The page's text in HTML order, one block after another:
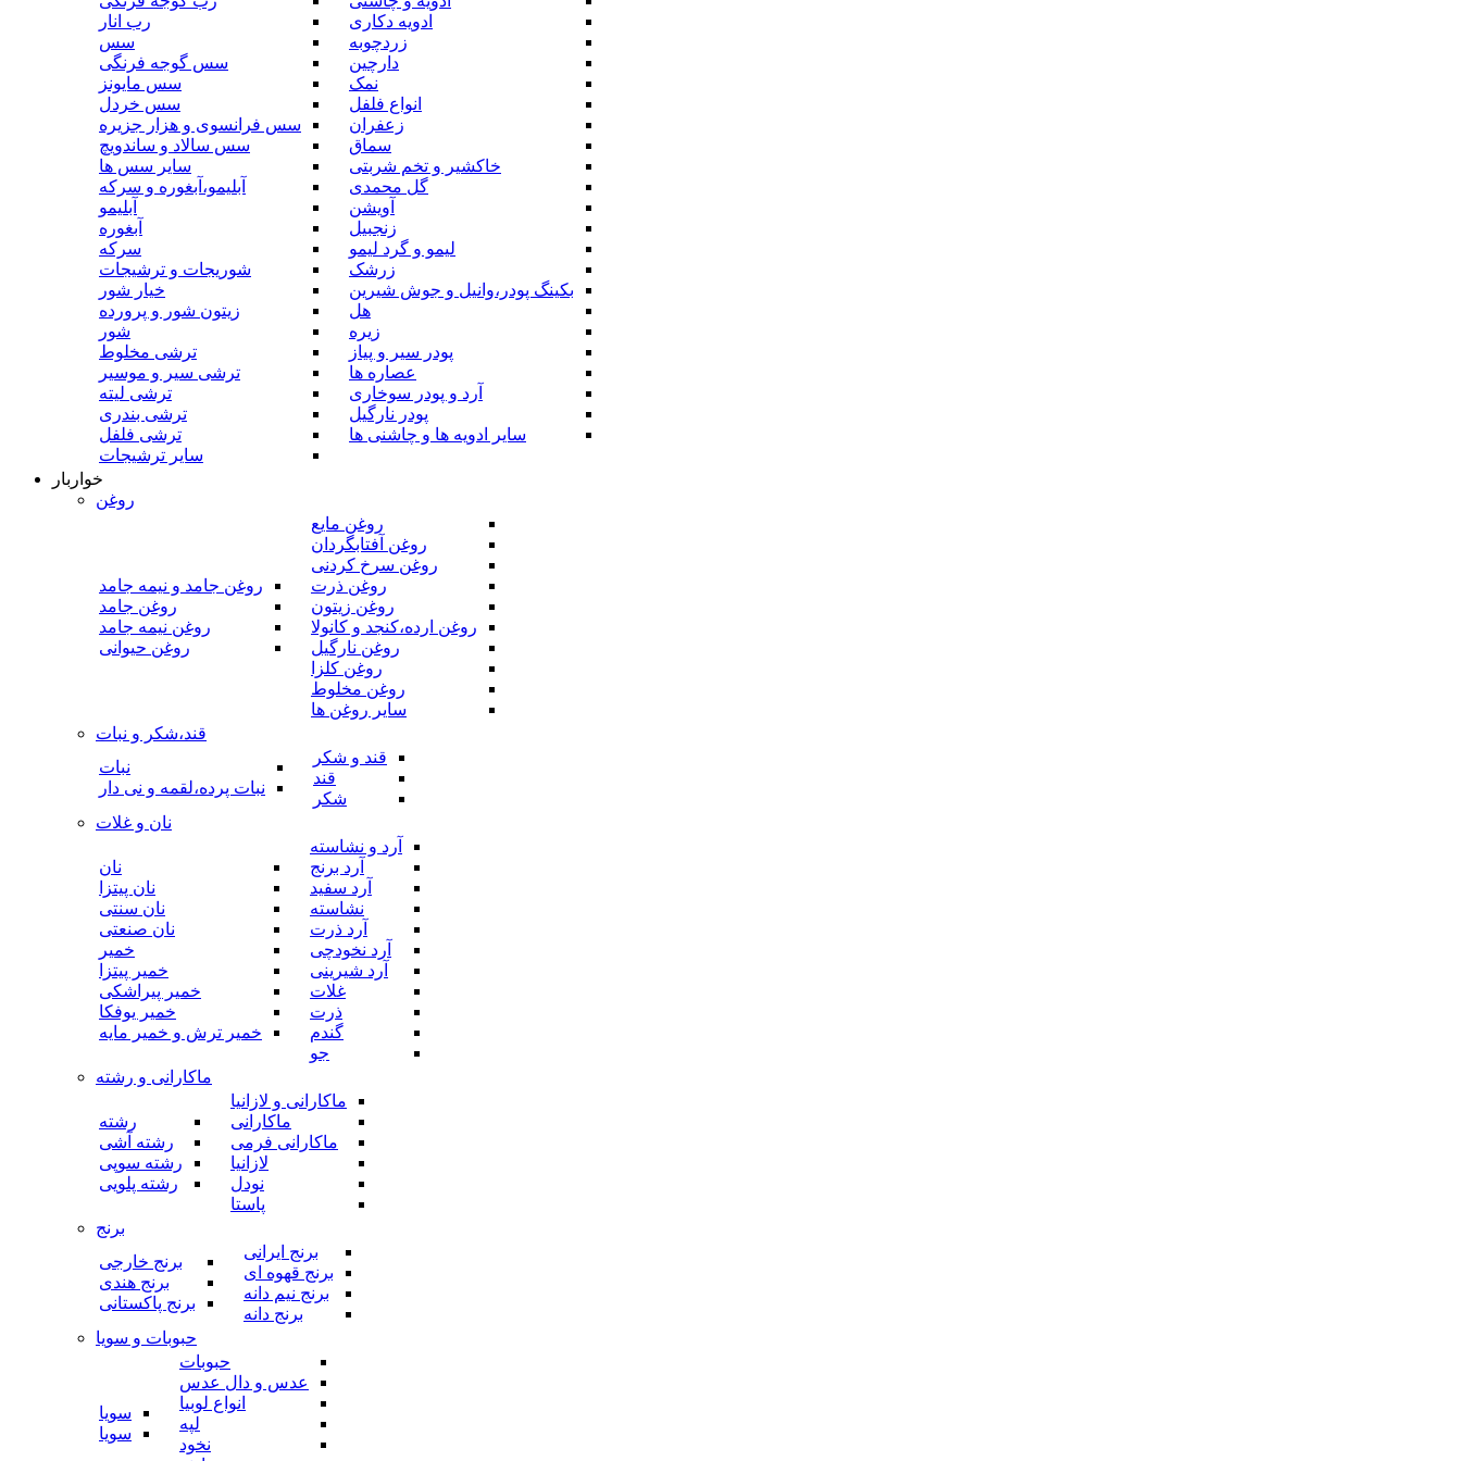
ادویه دکاری
زردچوبه
دارچین
نمک
انواع فلفل
زعفران
سماق
خاکشیر و تخم شربتی
گل محمدی
آویشن
زنجبیل
لیمو و گرد لیمو
زرشک
بکینگ پودر،وانیل و جوش شیرین
هل
زیره
پودر سیر و پیاز
عصاره ها
آرد و پودر سوخاری
پودر نارگیل
سایر ادویه ها و چاشنی ها
رب انار
سس
سس گوجه فرنگی
سس مایونز
سس خردل
سس فرانسوی و هزار جزیره
سس سالاد و ساندویچ
سایر سس ها
آبلیمو،آبغوره و سرکه
آبلیمو
آبغوره
سرکه
شوریجات و ترشیجات
خیار شور
زیتون شور و پرورده
شور
ترشی مخلوط
ترشی سیر و موسیر
ترشی لیته
ترشی بندری
ترشی فلفل
سایر ترشیجات
خواربار
روغن
روغن مایع
روغن آفتابگردان
روغن سرخ کردنی
روغن ذرت
روغن زیتون
روغن ارده،کنجد و کانولا
روغن نارگیل
روغن کلزا
روغن مخلوط
سایر روغن ها
روغن جامد و نیمه جامد
روغن جامد
روغن نیمه جامد
روغن حیوانی
قند،شکر و نبات
قند و شکر
قند
شکر
نبات
نبات پرده،لقمه و نی دار
نان و غلات
آرد و نشاسته
آرد برنج
آرد سفید
نشاسته
آرد ذرت
آرد نخودچی
آرد شیرینی
غلات
ذرت
گندم
جو
نان
نان پیتزا
نان سنتی
نان صنعتی
خمیر
خمیر پیتزا
خمیر پیراشکی
خمیر یوفکا
خمیر ترش و خمیر مایه
ماکارانی و رشته
ماکارانی و لازانیا
ماکارانی
ماکارانی فرمی
لازانیا
نودل
پاستا
رشته
رشته آشی
رشته سوپی
رشته پلویی
برنج
برنج ایرانی
برنج قهوه ای
برنج نیم دانه
برنج دانه
برنج خارجی
برنج هندی
برنج پاکستانی
حبوبات و سویا
حبوبات
عدس و دال عدس
انواع لوبیا
لپه
نخود
سویا
سویا